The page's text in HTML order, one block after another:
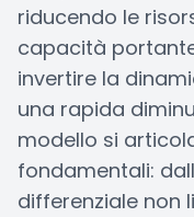
riducendo le
capacità
invertire la
una rapida
modello si
fondamentali:
differenziale non